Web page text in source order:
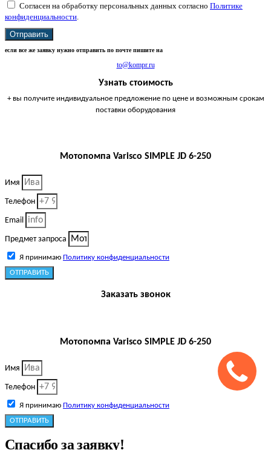
Согласен на обработку персональных данных согласно Политике
конфиденциальности
Отправить
если все же заявку нужно отправить по почте пишите на
to@kompr.ru
Узнать стоимость
+ вы получите индивидуальное предложение по цене и возможным срокам
поставки оборудования
Мотопомпа Varisco SIMPLE JD 6-250
Имя
Телефон
Email
Предмет запроса
Я принимаю Политику конфиденциальности
ОТПРАВИТЬ
Заказать звонок
Мотопомпа Varisco SIMPLE JD 6-250
Имя
Телефон
Я принимаю Политику конфиденциальности
ОТПРАВИТЬ
Спасибо за заявку!